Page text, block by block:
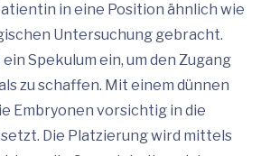
in eine Position ähnlich wie
Untersuchung gebracht.
Spekulum ein, um den Zugang
zu schaffen. Mit einem dünnen
Embryonen vorsichtig in die
Die Platzierung wird mittels